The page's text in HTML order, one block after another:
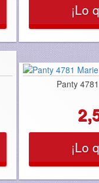
¡Lo
Panty
¡Lo